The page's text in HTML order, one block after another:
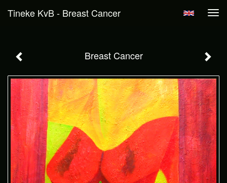
Tineke KvB - Breast Cancer
Breast Cancer